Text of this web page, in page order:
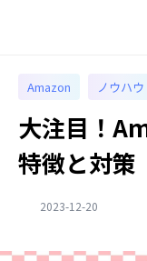
Amazon ノウハウ
大注目！
特徴と対策
2023-12-20